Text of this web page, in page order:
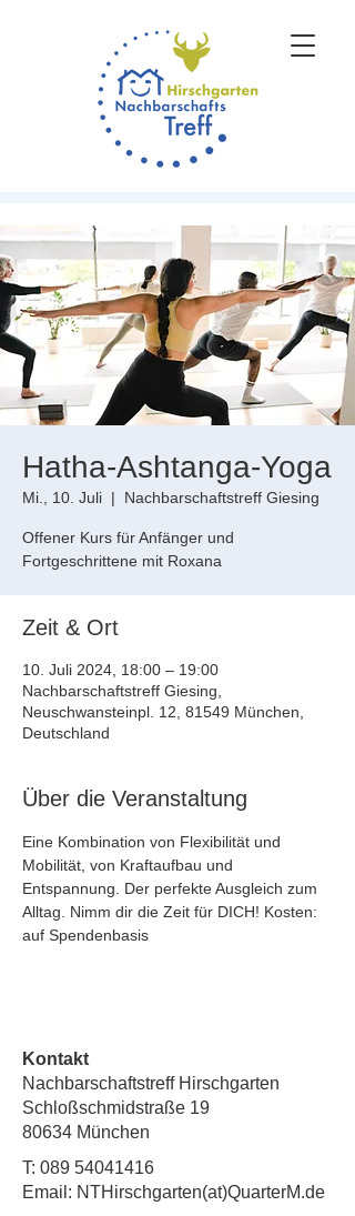
Hatha-Ashtanga-Yoga
Mi., 10. Juli
  |
Nachbarschaftstreff Giesing
Offener Kurs für Anfänger und
Fortgeschrittene mit Roxana
Zeit & Ort
10. Juli 2024, 18:00 – 19:00
Nachbarschaftstreff Giesing,
Neuschwansteinpl. 12, 81549 München,
Deutschland
Über die Veranstaltung
Eine Kombination von Flexibilität und
Mobilität, von Kraftaufbau und
Entspannung. Der perfekte Ausgleich zum
Alltag. Nimm dir die Zeit für DICH! Kosten:
auf Spendenbasis
Kontakt
Nachbarschaftstreff Hirschgarten
Schloßschmidstraße 19
80634 München
T: 089 54041416
Email: NTHirschgarten(at)QuarterM.de